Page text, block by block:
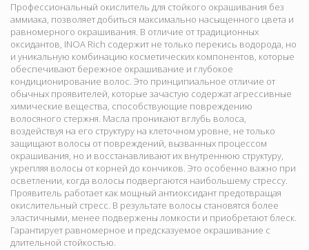
Профессиональный окислитель для стойкого окрашивания без
аммиака, позволяет добиться максимально насыщенного цвета и
равномерного окрашивания. В отличие от традиционных
оксидантов, INOA Rich содержит не только перекись водорода, но
и уникальную комбинацию косметических компонентов, которые
обеспечивают бережное окрашивание и глубокое
кондиционирование волос. Это принципиальное отличие от
обычных проявителей, которые зачастую содержат агрессивные
химические вещества, способствующие повреждению
волосяного стержня. Масла проникают вглубь волоса,
воздействуя на его структуру на клеточном уровне, не только
защищают волосы от повреждений, вызванных процессом
окрашивания, но и восстанавливают их внутреннюю структуру,
укрепляя волосы от корней до кончиков. Это особенно важно при
осветлении, когда волосы подвергаются наибольшему стрессу.
Проявитель работает как мощный антиоксидант предотвращая
окислительный стресс. В результате волосы становятся более
эластичными, менее подвержены ломкости и приобретают блеск.
Гарантирует равномерное и предсказуемое окрашивание с
длительной стойкостью.